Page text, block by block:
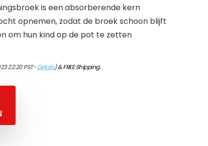
is een absorberende kern
opnemen, zodat de broek schoon blijft
om hun kind op de pot te zetten
22:20 PST-Details)&FREE Shipping.